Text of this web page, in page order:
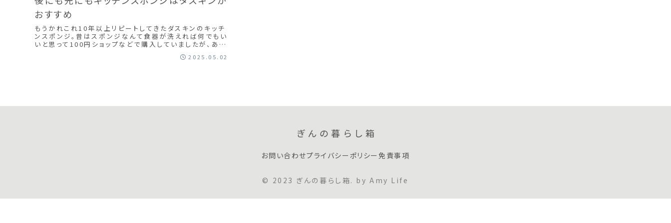
おすすめ
もうかれこれ10年以上リピートしてきたダスキンのキッチ
ンスポンジ。昔はスポンジなんて食器が洗えれば何でもい
いと思って100円ショップなどで購入していましたが、ある
時にサンプルとして職場でいただいたダス...
2025.05.02
ぎんの暮らし箱
お問い合わせプライバシーポリシー免責事項
© 2023 ぎんの暮らし箱. by Amy Life